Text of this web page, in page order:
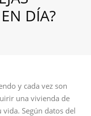
DÍA?
y cada vez son
una vivienda de
Según datos del